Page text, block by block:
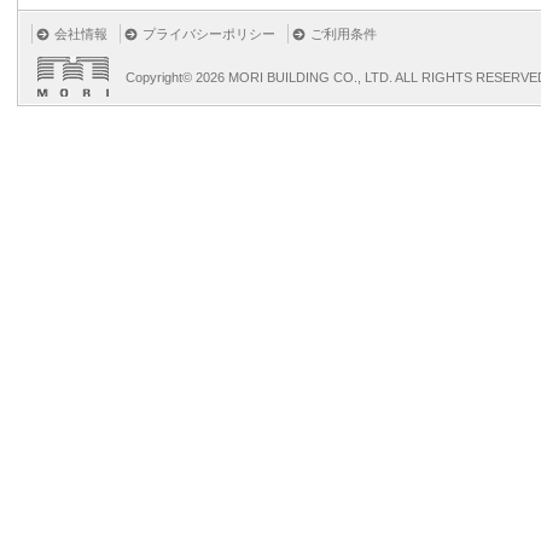
会社情報 プライバシーポリシー ご利用条件
Copyright© 2026 MORI BUILDING CO., LTD. ALL RIGHTS